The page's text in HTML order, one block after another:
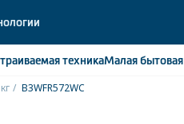
техникаМалая бытовая
B3WFR572WC